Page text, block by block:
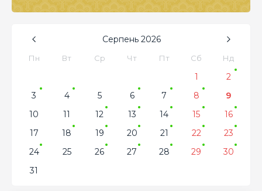
Серпень 2026
Пн Вт Ср Чт Пт Сб Нд
1
2
3
4 5 6 7 8
9
10
11 12 13 14 15
16
17
18 19 20 21 22
23
24
25 26 27 28 29
30
31